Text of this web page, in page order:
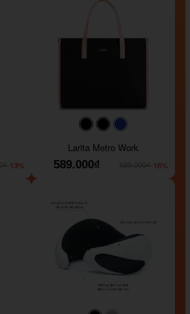
-13%
#000000#000000
Larita Metro Work
589.000₫
-16%